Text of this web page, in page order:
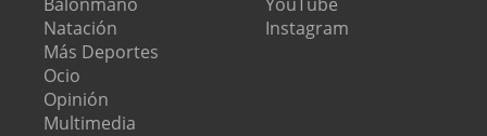
Natación
Más Deportes
Ocio
Opinión
Multimedia
Instagram